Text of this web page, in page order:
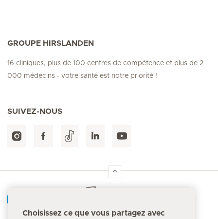
GROUPE HIRSLANDEN
16 cliniques, plus de 100 centres de compétence et plus de 2
000 médecins - votre santé est notre priorité !
SUIVEZ-NOUS
Choisissez ce que vous partagez avec